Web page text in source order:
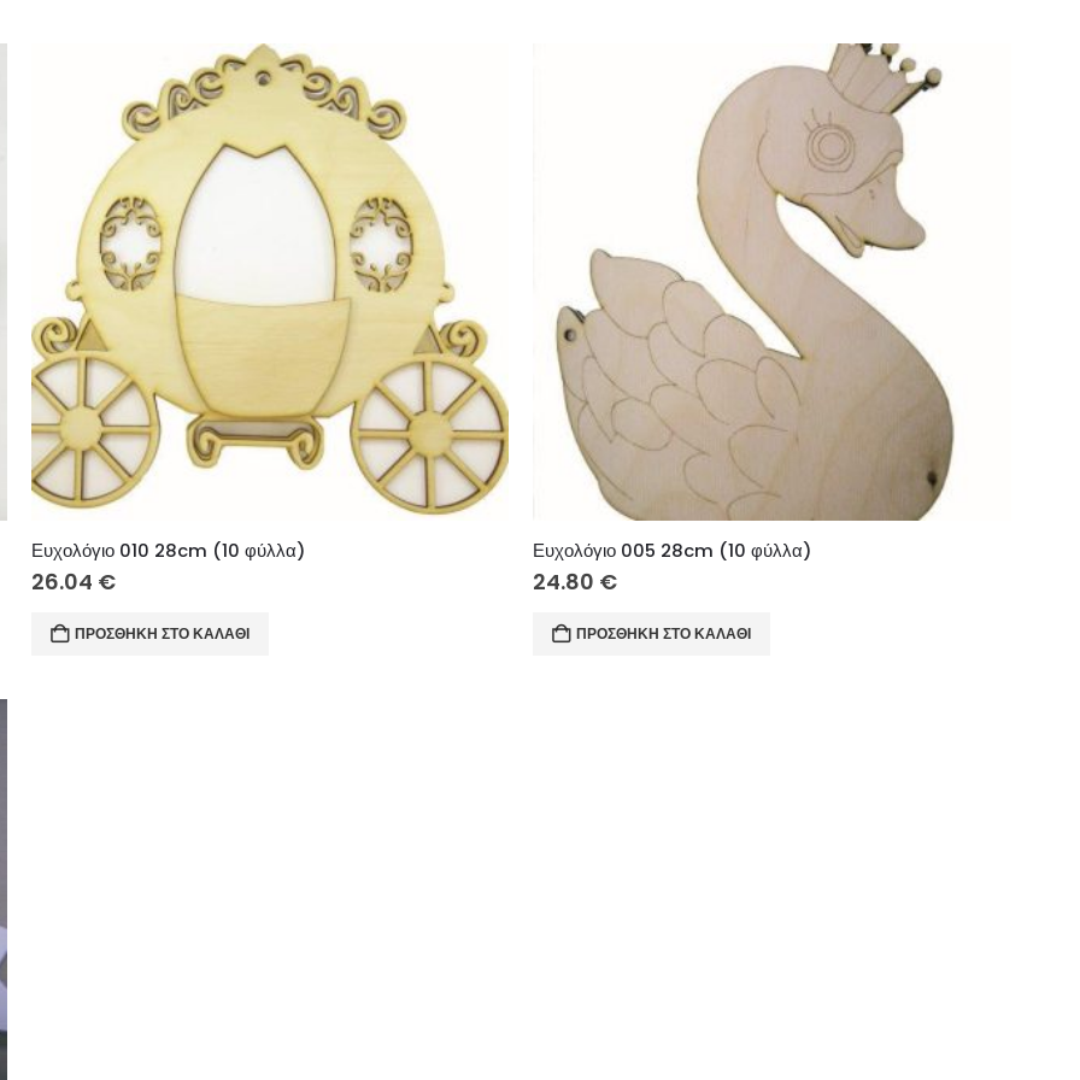
Ευχολόγιο 010 28cm (10 φύλλα)
26.04 €
ΠΡΟΣΘΉΚΗ ΣΤΟ ΚΑΛΆΘΙ
Ευχολόγιο 005 28cm (10 φύλλα)
24.80 €
ΠΡΟΣΘΉΚΗ ΣΤΟ ΚΑΛΆΘΙ